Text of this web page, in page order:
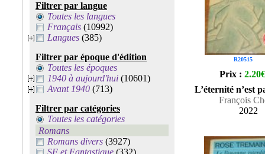
Filtrer par langue
Toutes les langues
Français (10992)
Langues (385)
Filtrer par époque d'édition
Toutes les époques
1940 à aujourd'hui (10601)
Avant 1940 (713)
Filtrer par catégories
Toutes les catégories
Romans
Romans divers (3927)
SF et Fantastique (332)
R20515
Prix : 2.20€
L’éternité n’est
François
2022